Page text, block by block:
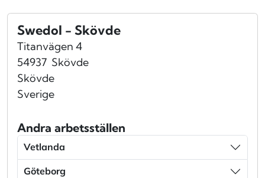
Swedol - Skövde
Titanvägen 4
54937 Skövde
Skövde
Sverige
Andra arbetsställen
Vetlanda
Göteborg